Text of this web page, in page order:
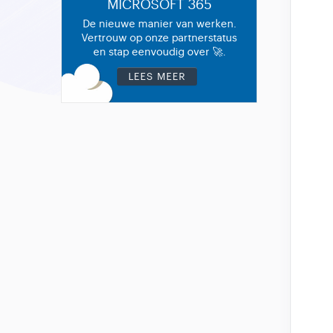
MICROSOFT 365
De nieuwe manier van werken.
Vertrouw op onze partnerstatus
en stap eenvoudig over 🚀.
LEES MEER